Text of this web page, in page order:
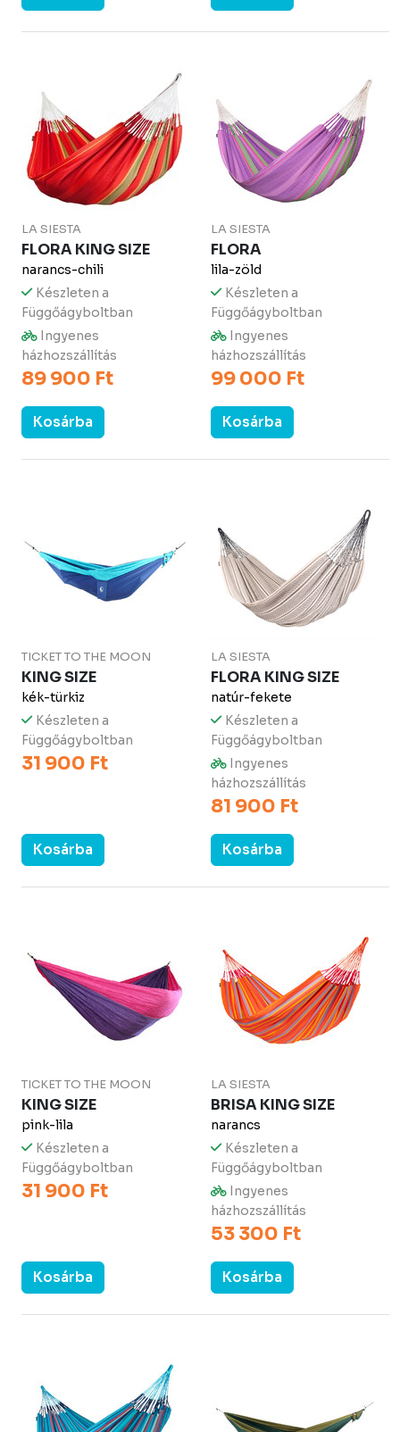
LA SIESTA
FLORA KING SIZE
narancs-chili
Készleten a
Függőágyboltban
Ingyenes
házhozszállítás
89 900 Ft
Kosárba
LA SIESTA
FLORA
lila-zöld
Készleten a
Függőágyboltban
Ingyenes
házhozszállítás
99 000 Ft
Kosárba
TICKET TO THE MOON
KING SIZE
kék-türkiz
Készleten a
Függőágyboltban
31 900 Ft
Kosárba
LA SIESTA
FLORA KING SIZE
natúr-fekete
Készleten a
Függőágyboltban
Ingyenes
házhozszállítás
81 900 Ft
Kosárba
TICKET TO THE MOON
KING SIZE
pink-lila
Készleten a
Függőágyboltban
31 900 Ft
Kosárba
LA SIESTA
BRISA KING SIZE
narancs
Készleten a
Függőágyboltban
Ingyenes
házhozszállítás
53 300 Ft
Kosárba